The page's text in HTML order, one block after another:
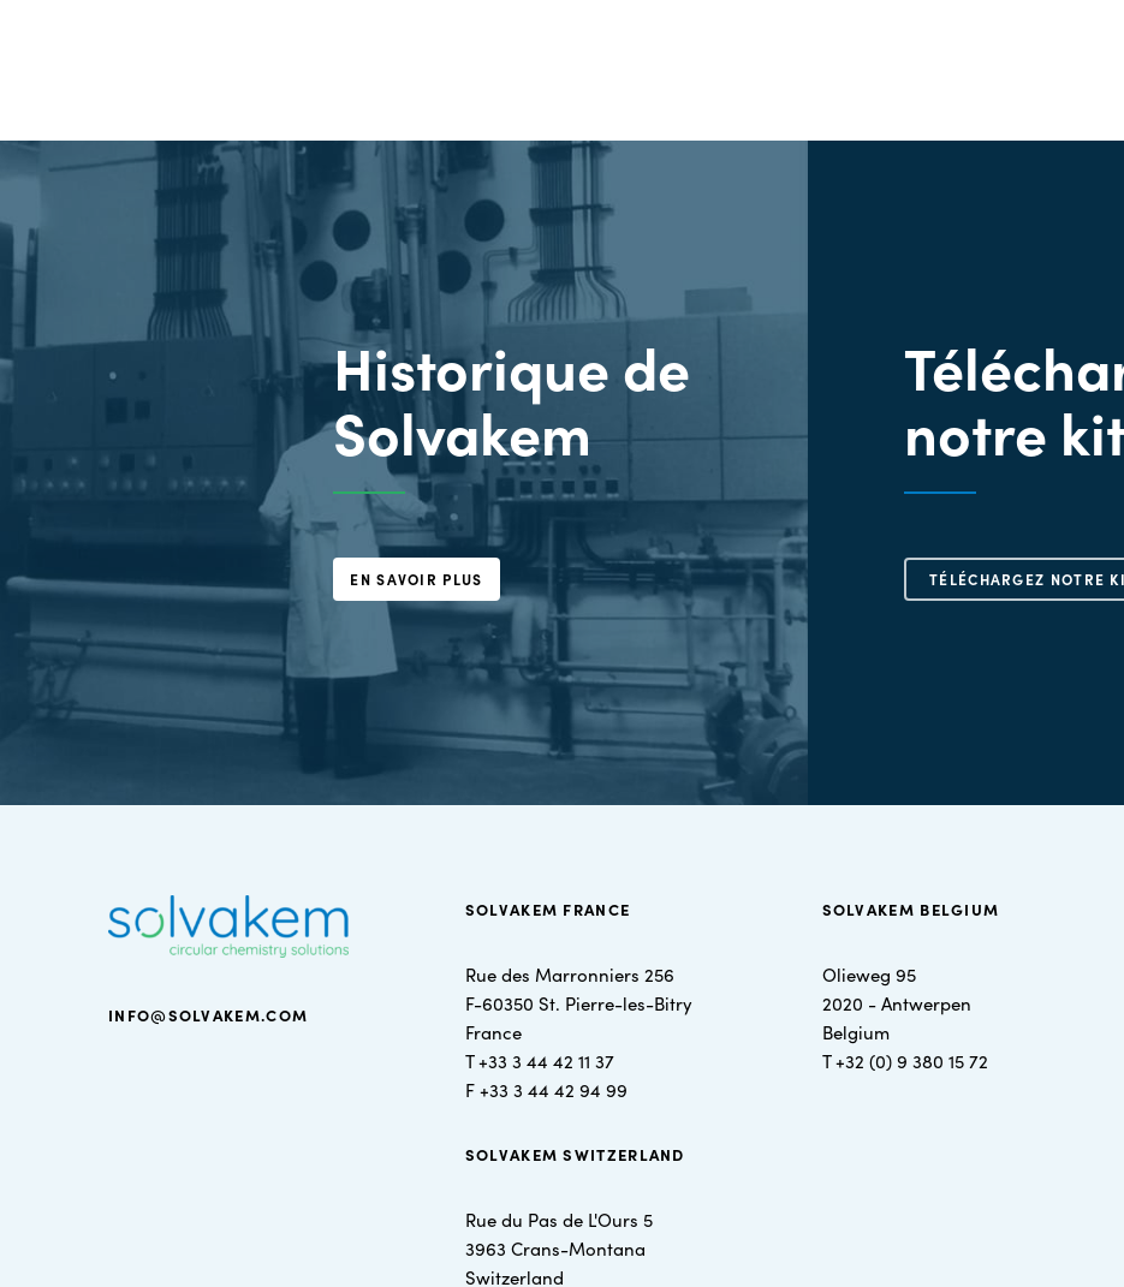
Historique de
Solvakem
EN SAVOIR PLUS
notre
TÉLÉCHARGEZ NOTRE
INFO@SOLVAKEM.COM
SOLVAKEM FRANCE
Rue des Marronniers 256
F-60350 St. Pierre-les-Bitry
France
T +33 3 44 42 11 37
F +33 3 44 42 94 99
SOLVAKEM SWITZERLAND
Rue du Pas de L'Ours 5
3963 Crans-Montana
Switzerland
SOLVAKEM BELGIUM
Olieweg 95
2020 - Antwerpen
Belgium
T+32 (0) 9 380 15 72